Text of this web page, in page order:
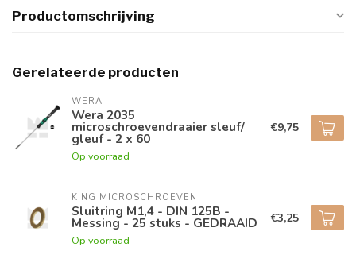
Productomschrijving
Gerelateerde producten
WERA
Wera 2035
microschroevendraaier sleuf/
gleuf - 2 x 60
Op voorraad
€9,75
KING MICROSCHROEVEN
Sluitring M1,4 - DIN 125B -
Messing - 25 stuks - GEDRAAID
Op voorraad
€3,25